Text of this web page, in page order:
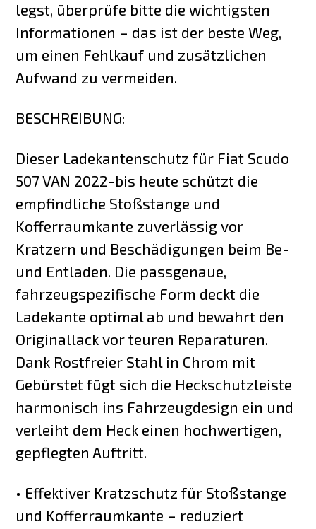
legst, überprüfe bitte die wichtigsten
Informationen – das ist der beste Weg,
um einen Fehlkauf und zusätzlichen
Aufwand zu vermeiden.
BESCHREIBUNG:
Dieser Ladekantenschutz für Fiat Scudo
507 VAN 2022-bis heute schützt die
empfindliche Stoßstange und
Kofferraumkante zuverlässig vor
Kratzern und Beschädigungen beim Be-
und Entladen. Die passgenaue,
fahrzeugspezifische Form deckt die
Ladekante optimal ab und bewahrt den
Originallack vor teuren Reparaturen.
Dank Rostfreier Stahl in Chrom mit
Gebürstet fügt sich die Heckschutzleiste
harmonisch ins Fahrzeugdesign ein und
verleiht dem Heck einen hochwertigen,
gepflegten Auftritt.
• Effektiver Kratzschutz für Stoßstange
und Kofferraumkante – reduziert